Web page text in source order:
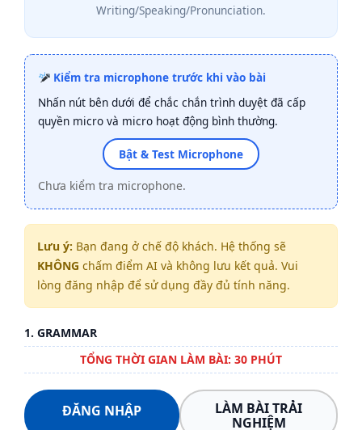
Writing/Speaking/Pronunciation.
Kiểm tra microphone trước khi vào bài
Nhấn nút bên dưới để chắc chắn trình duyệt đã cấp
quyền micro và micro hoạt động bình thường.
Bật & Test Microphone
Chưa kiểm tra microphone.
Lưu ý: Bạn đang ở chế độ khách. Hệ thống sẽ
KHÔNG chấm điểm AI và không lưu kết quả. Vui
lòng đăng nhập để sử dụng đầy đủ tính năng.
1. GRAMMAR
TỔNG THỜI GIAN LÀM BÀI: 30 PHÚT
ĐĂNG NHẬP
LÀM BÀI TRẢI
NGHIỆM